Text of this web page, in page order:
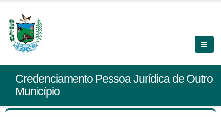
Credenciamento Pessoa Jurídica de Outro
Município